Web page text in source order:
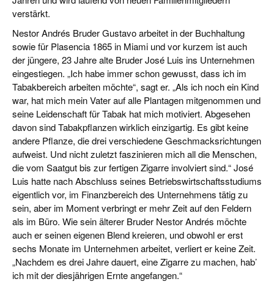
verstärkt.
Nestor Andrés Bruder Gustavo arbeitet in der Buchhaltung
sowie für Plasencia 1865 in Miami und vor kurzem ist auch
der jüngere, 23 Jahre alte Bruder José Luis ins Unternehmen
eingestiegen. „Ich habe immer schon gewusst, dass ich im
Tabakbereich arbeiten möchte“, sagt er. „Als ich noch ein Kind
war, hat mich mein Vater auf alle Plantagen mitgenommen und
seine Leidenschaft für Tabak hat mich motiviert. Abgesehen
davon sind Tabakpflanzen wirklich einzigartig. Es gibt keine
andere Pflanze, die drei verschiedene Geschmacksrichtungen
aufweist. Und nicht zuletzt faszinieren mich all die Menschen,
die vom Saatgut bis zur fertigen Zigarre involviert sind.“ José
Luis hatte nach Abschluss seines Betriebswirtschaftsstudiums
eigentlich vor, im Finanzbereich des Unternehmens tätig zu
sein, aber im Moment verbringt er mehr Zeit auf den Feldern
als im Büro. Wie sein älterer Bruder Nestor Andrés möchte
auch er seinen eigenen Blend kreieren, und obwohl er erst
sechs Monate im Unternehmen arbeitet, verliert er keine Zeit.
„Nachdem es drei Jahre dauert, eine Zigarre zu machen, hab’
ich mit der diesjährigen Ernte angefangen.“